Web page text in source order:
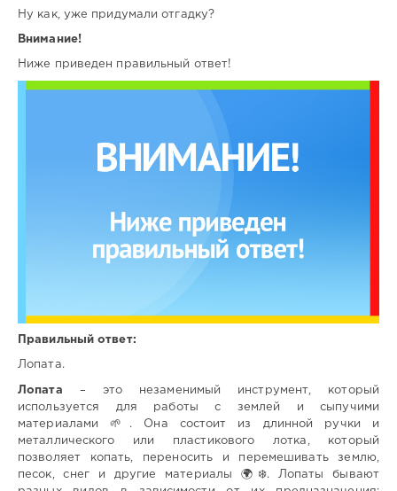
Ну как, уже придумали отгадку?
Внимание!
Ниже приведен правильный ответ!
Правильный ответ:
Лопата.
Лопата – это незаменимый инструмент, который
используется для работы с землей и сыпучими
материалами 🌱. Она состоит из длинной ручки и
металлического или пластикового лотка, который
позволяет копать, переносить и перемешивать землю,
песок, снег и другие материалы 🌍❄️. Лопаты бывают